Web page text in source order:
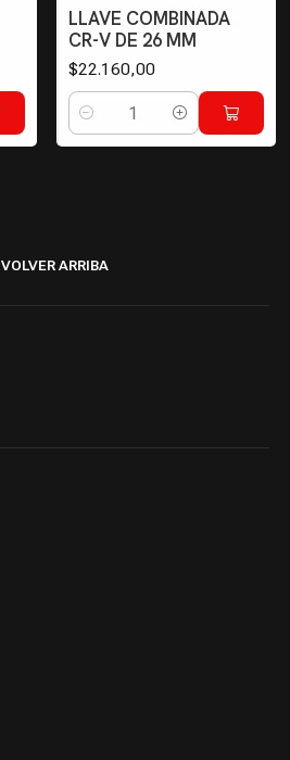
LLAVE COMBINADA
CR-V DE 26 MM
$22.160,00
Cantidad
VOLVER ARRIBA